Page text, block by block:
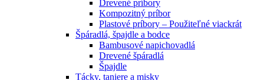
Drevené príbory
Kompozitný príbor
Plastové príbory – Použiteľné viackrát
Špáradlá, špajdle a bodce
Bambusové napichovadlá
Drevené špáradlá
Špajdle
Tácky, taniere a misky